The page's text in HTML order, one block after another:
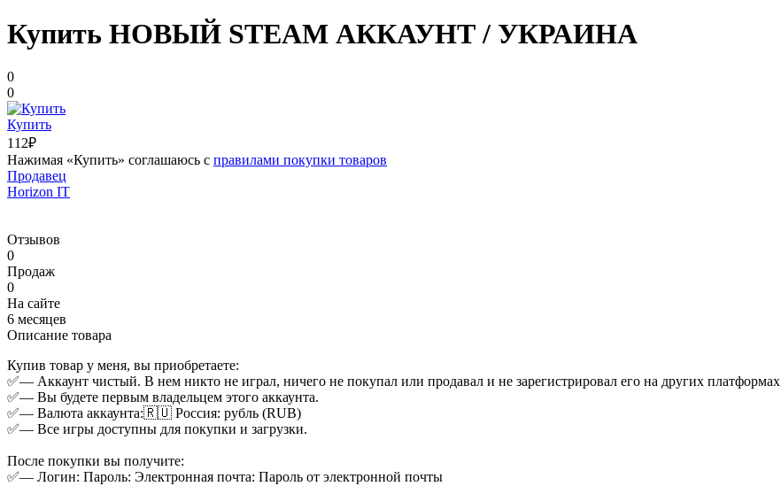
Купить НОВЫЙ STEAM АККАУНТ / УКРАИНА
0
0
Купить
112₽
Нажимая «Купить» соглашаюсь с правилами покупки товаров
Продавец
Horizon IT
Отзывов
0
Продаж
0
На сайте
6 месяцев
Описание товара
Купив товар у меня, вы приобретаете:
✅— Аккаунт чистый. В нем никто не играл, ничего не покупал или продавал и не зарегистрировал его на других
✅— Вы будете первым владельцем этого аккаунта.
✅— Валюта аккаунта:🇷🇺 Россия: рубль (RUB)
✅— Все игры доступны для покупки и загрузки.
После покупки вы получите:
✅— Логин: Пароль: Электронная почта: Пароль от электронной почты